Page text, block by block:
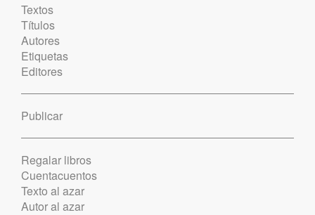
Textos
Títulos
Autores
Etiquetas
Editores
Publicar
Regalar libros
Cuentacuentos
Texto al azar
Autor al azar